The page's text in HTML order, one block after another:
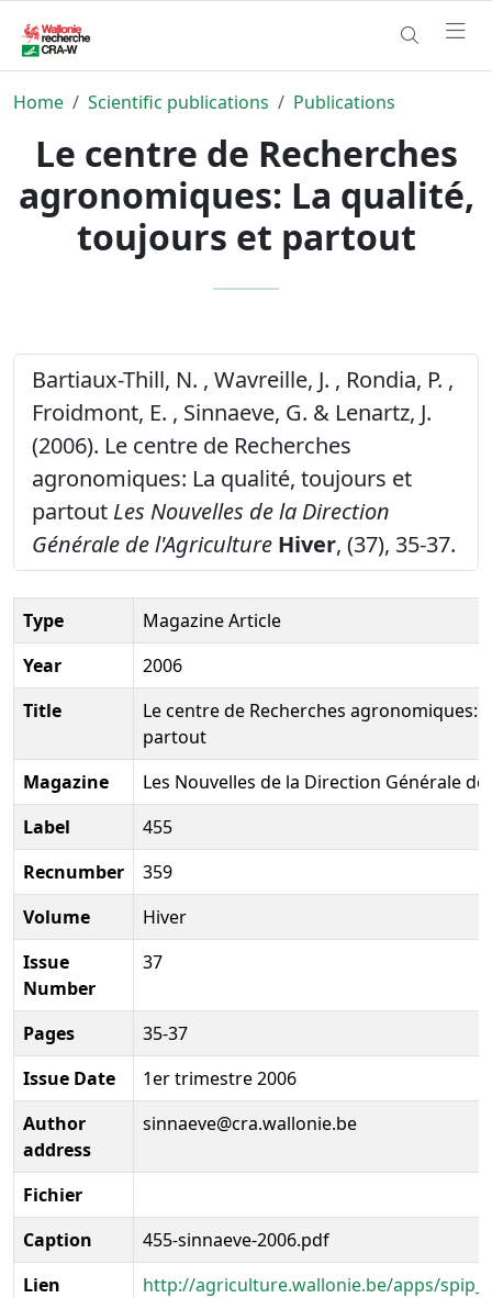
Home Scientific publications Publications
Le centre de Recherches
agronomiques: La qualité,
toujours et partout
Bartiaux-Thill, N. , Wavreille, J. , Rondia, P. ,
Froidmont, E. , Sinnaeve, G. & Lenartz, J.
(2006). Le centre de Recherches
agronomiques: La qualité, toujours et
partout Les Nouvelles de la Direction
Générale de l'Agriculture Hiver, (37), 35-37.
Type
Magazine Article
Year
2006
Title
Le centre de Recherches agronomiques:
partout
Magazine
Les Nouvelles de la Direction Générale
Label
455
Recnumber
359
Volume
Hiver
Issue
Number
37
Pages
35-37
Issue Date
1er trimestre 2006
Author
address
sinnaeve@cra.wallonie.be
Fichier
Caption
455-sinnaeve-2006.pdf
Lien
http://agriculture.wallonie.be/apps/